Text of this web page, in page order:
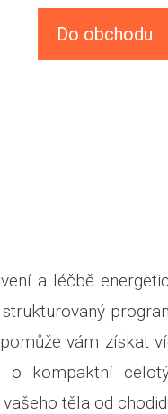
Do obchodu
a léčbě
vám získat
o kompaktní
těla od